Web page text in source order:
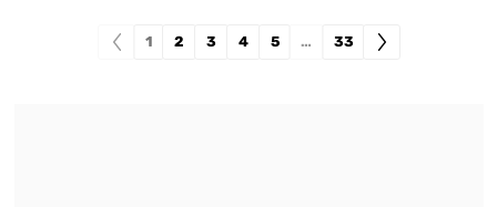
1 2 3 4 5 … 33